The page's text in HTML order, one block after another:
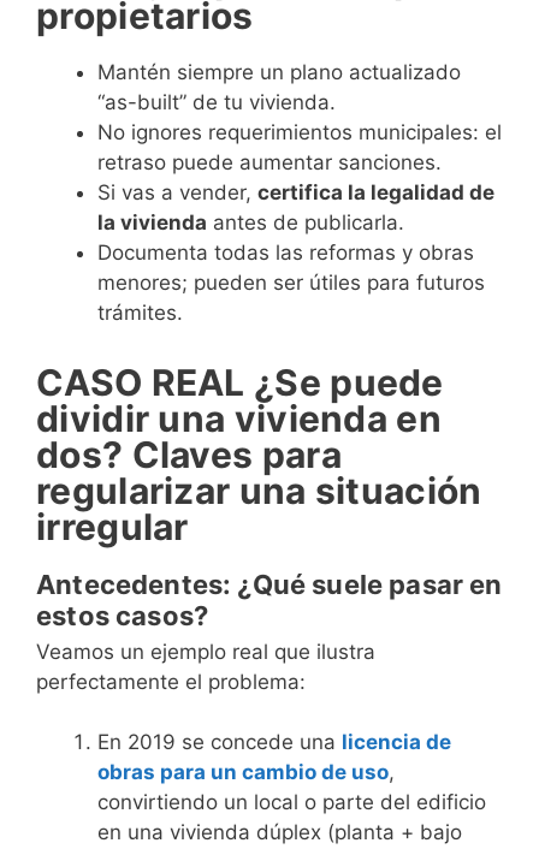
propietarios
Mantén siempre un plano actualizado
“as-built” de tu vivienda.
No ignores requerimientos municipales: el
retraso puede aumentar sanciones.
Si vas a vender, certifica la legalidad de
la vivienda antes de publicarla.
Documenta todas las reformas y obras
menores; pueden ser útiles para futuros
trámites.
CASO REAL ¿Se puede
dividir una vivienda en
dos? Claves para
regularizar una situación
irregular
Antecedentes: ¿Qué suele pasar en
estos casos?
Veamos un ejemplo real que ilustra
perfectamente el problema:
En 2019 se concede una licencia de
obras para un cambio de uso,
convirtiendo un local o parte del edificio
en una vivienda dúplex (planta + bajo